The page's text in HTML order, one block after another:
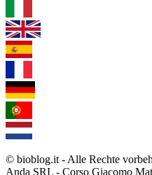
© bioblog.it - Alle Rechte
Anda SRL - Corso Giacomo